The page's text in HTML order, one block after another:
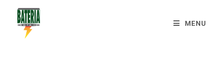
MENU